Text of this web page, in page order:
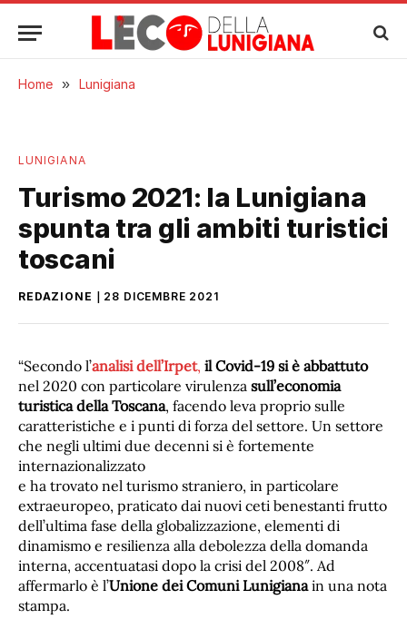
Home » Lunigiana
LUNIGIANA
Turismo 2021: la Lunigiana
spunta tra gli ambiti turistici
toscani
REDAZIONE 28 DICEMBRE 2021
“Secondo l’analisi dell’Irpet, il Covid-19 si è abbattuto
nel 2020 con particolare virulenza sull’economia
turistica della Toscana, facendo leva proprio sulle
caratteristiche e i punti di forza del settore. Un settore
che negli ultimi due decenni si è fortemente
internazionalizzato
e ha trovato nel turismo straniero, in particolare
extraeuropeo, praticato dai nuovi ceti benestanti frutto
dell’ultima fase della globalizzazione, elementi di
dinamismo e resilienza alla debolezza della domanda
interna, accentuatasi dopo la crisi del 2008″. Ad
affermarlo è l’Unione dei Comuni Lunigianain una nota
stampa.